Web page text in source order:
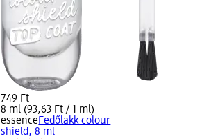
749 Ft
8 ml (93,63 Ft / 1 ml)
essenceFedőlakk colour
shield, 8 ml